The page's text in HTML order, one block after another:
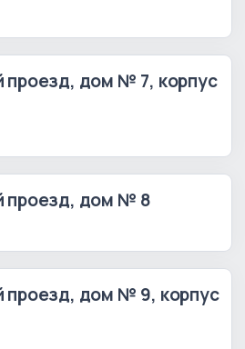
проезд, дом № 7, корпус
проезд, дом № 8
проезд, дом № 9, корпус